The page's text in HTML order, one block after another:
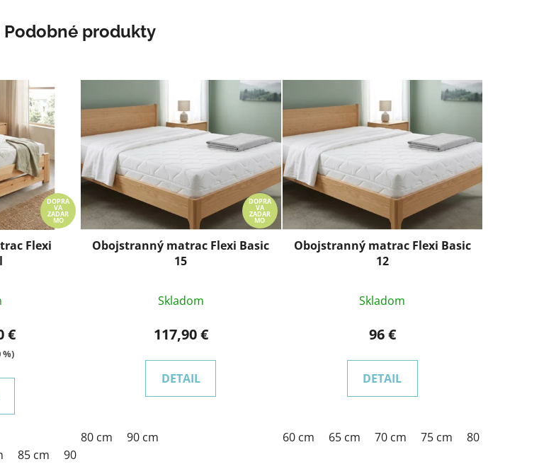
Podobné produkty
100 cm 120 cm 140 cm 170 cm 180 cm 200 cm
DOPRA
VA
ZADAR
MO
Flexi
€
%)
85 cm 90 cm
DOPRA
VA
ZADAR
MO
Obojstranný matrac Flexi Basic
15
Skladom
117,90 €
DETAIL
80 cm 90 cm
Obojstranný matrac Flexi Basic
12
Skladom
96 €
DETAIL
60 cm 65 cm 70 cm 75 cm 80 cm